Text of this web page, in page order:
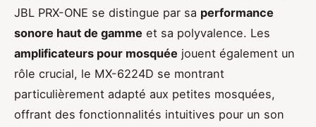
JBL PRX-ONE se distingue par sa performance
sonore haut de gamme et sa polyvalence. Les
amplificateurs pour mosquée jouent également un
rôle crucial, le MX-6224D se montrant
particulièrement adapté aux petites mosquées,
offrant des fonctionnalités intuitives pour un son